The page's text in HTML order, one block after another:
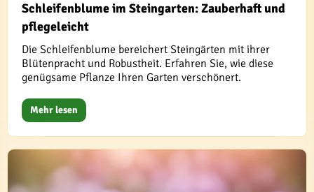
Schleifenblume im Steingarten: Zauberhaft und
pflegeleicht
Die Schleifenblume bereichert Steingärten mit ihrer
Blütenpracht und Robustheit. Erfahren Sie, wie diese
genügsame Pflanze Ihren Garten verschönert.
Mehr lesen